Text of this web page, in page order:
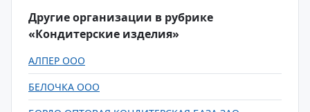
Другие организации в рубрике
«Кондитерские изделия»
АЛПЕР ООО
БЕЛОЧКА ООО